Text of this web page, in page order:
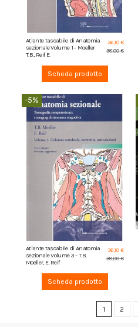
Atlante tascabile di Anatomia
sezionale Volume 1 - Moeller
T.B., Reif E.
36,10 €
38,00 €
Scheda prodotto
-5%
Atlante tascabile di Anatomia
sezionale Volume 3 - T.B.
Moeller, E. Reif
36,10 €
38,00 €
Scheda prodotto
1 2